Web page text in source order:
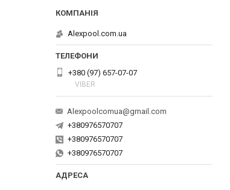
Alexpool.com.ua
+380 (97) 657-07-07
VIBER
Alexpoolcomua@gmail.com
+380976570707
+380976570707
+380976570707